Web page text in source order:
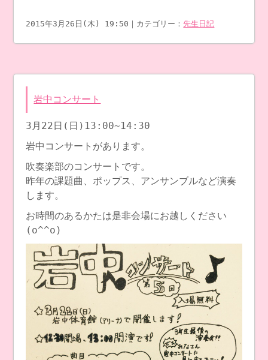
2015年3月26日(木) 19:50｜カテゴリー：先生日記
岩中コンサート
3月22日(日)13:00~14:30
岩中コンサートがあります。
吹奏楽部のコンサートです。
昨年の課題曲、ポップス、アンサンブルなど演奏
します。
お時間のあるかたは是非会場にお越しください
(o^^o)